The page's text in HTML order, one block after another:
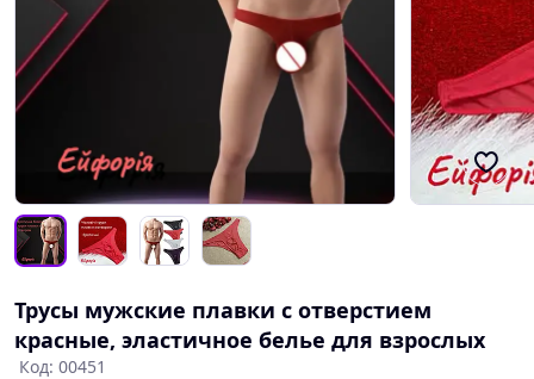
Трусы мужские плавки с отверстием
красные, эластичное белье для взрослых
Код: 00451